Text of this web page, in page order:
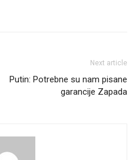
Next article
Putin: Potrebne su nam pisane
garancije Zapada